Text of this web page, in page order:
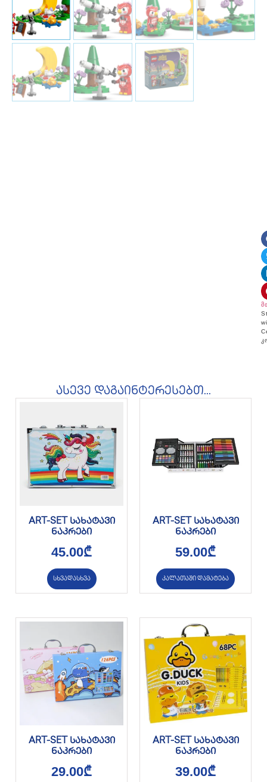
ასევე დაგაინტერესებთ...
ART-SET სახატავი
ნაკრები
45.00₾
სხვადასხვა
ART-SET სახატავი
ნაკრები
59.00₾
კალათაში დამატება
ART-SET სახატავი
ნაკრები
29.00₾
ART-SET სახატავი
ნაკრები
39.00₾